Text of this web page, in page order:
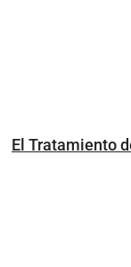
El Tratamiento